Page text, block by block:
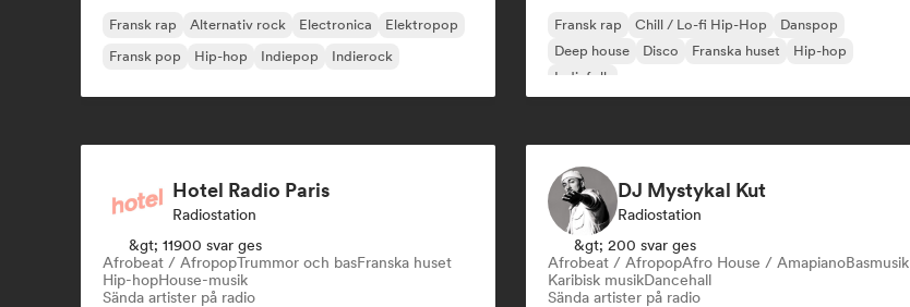
Fransk rap Alternativ rock Electronica
Elektropop
Fransk pop
Hip-hop Indiepop Indierock
Fransk rap Chill / Lo-fi Hip-Hop
Danspop
Deep house
Disco Franska huset
Hip-hop
Indiefolk
Hotel Radio Paris
Radiostation
&gt; 11900 svar ges
Afrobeat / AfropopTrummor och basFranska huset
Hip-hopHouse-musik
Sända artister på radio
DJ Mystykal Kut
Radiostation
&gt; 200 svar ges
Afrobeat / AfropopAfro House / AmapianoBasmusik
Karibisk musikDancehall
Sända artister på radio